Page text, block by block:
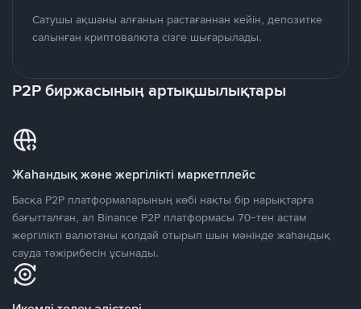
Сатушы ақшаны алғанын растағаннан кейін, депозитке
салынған криптовалюта сізге шығарылады.
P2P биржасының артықшылықтары
Жаһандық және жергілікті маркетплейс
Басқа P2P платформаларының көбі нақты бір нарықтарға
бағытталған, ал Binance P2P платформасы 70-тен астам
жергілікті валютаны қолдай отырып шын мәнінде жаһандық
сауда тәжірибесін ұсынады.